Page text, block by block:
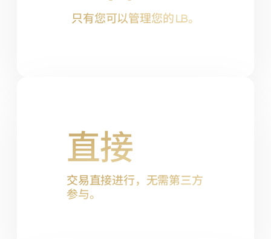
只有您可以管理您的LB。
直接
交易直接进行，无需第三方
参与。